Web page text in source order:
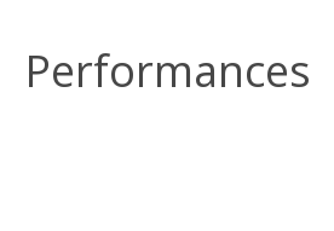
MATIÈRE
Performances